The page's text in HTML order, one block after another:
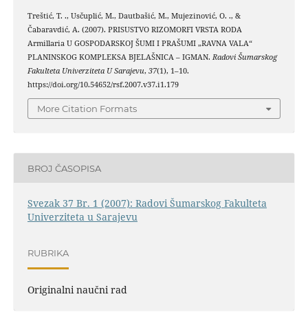
Treštić, T. ., Usčuplić, M., Dautbašić, M., Mujezinović, O. ., &
Čabaravdić, A. (2007). PRISUSTVO RIZOMORFI VRSTA RODA
Armillaria U GOSPODARSKOJ ŠUMI I PRAŠUMI „RAVNA VALA“
PLANINSKOG KOMPLEKSA BJELAŠNICA – IGMAN. Radovi Šumarskog
Fakulteta Univerziteta U Sarajevu, 37(1), 1–10.
https://doi.org/10.54652/rsf.2007.v37.i1.179
More Citation Formats
BROJ ČASOPISA
Svezak 37 Br. 1 (2007): Radovi Šumarskog Fakulteta
Univerziteta u Sarajevu
RUBRIKA
Originalni naučni rad